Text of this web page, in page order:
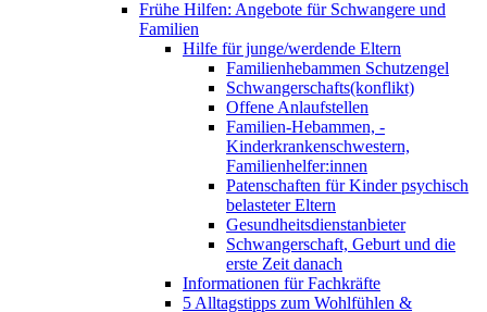
Frühe Hilfen: Angebote für Schwangere und
Familien
Hilfe für junge/werdende Eltern
Familienhebammen Schutzengel
Schwangerschafts(konflikt)
Offene Anlaufstellen
Familien-Hebammen, -
Kinderkrankenschwestern,
Familienhelfer:innen
Patenschaften für Kinder psychisch
belasteter Eltern
Gesundheitsdienstanbieter
Schwangerschaft, Geburt und die
erste Zeit danach
Informationen für Fachkräfte
5 Alltagstipps zum Wohlfühlen &